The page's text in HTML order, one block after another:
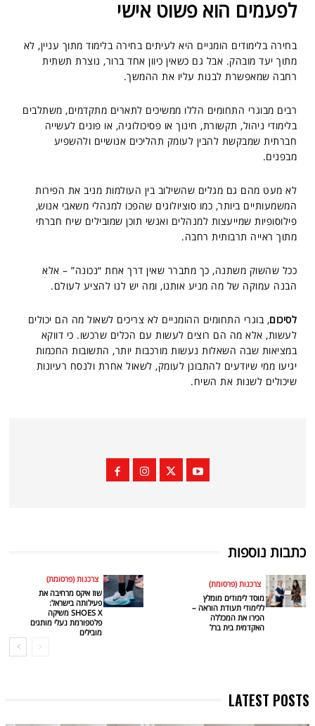
לפעמים הוא פשוט אישי
בחירה בלימודים הומניים היא לעיתים בחירה בלימוד מתוך עניין, לא
מתוך יעד מובהק. אבל גם כשאין כיוון אחד ברור, נוצרת תשתית
רחבה שמאפשרת לבנות עליו את ההמשך.
רבים מבוגרי התחומים הללו ממשיכים לתארים מתקדמים, משתלבים
בלימודי ניהול, תקשורת, חינוך או פסיכולוגיה, או פונים לעשייה
חברתית שמבקשת להבין לעומק תהליכים אנושיים ולהשפיע
מבפנים.
לא מעט מהם גם מגלים שהשילוב בין העולמות מניב את הפירות
המשמעותיים ביותר, כמו סוציולוגים שהפכו למנהלי משאבי אנוש,
פילוסופיות שמייעצות למנהלים ואנשי תוכן שמובילים שיח חברתי
מתוך ראייה תרבותית רחבה.
ככל שהשוק משתנה, כך מתברר שאין דרך אחת “נכונה” – אלא
הבנה עמוקה של מה מניע אותנו, ומה יש לנו להציע לעולם.
לסיכום, בוגרי התחומים ההומניים לא צריכים לשאול מה הם יכולים
לעשות, אלא מה הם רוצים לעשות עם הכלים שרכשו. כי דווקא
במציאות שבה השאלות נעשות מורכבות יותר, התשובות החכמות
יגיעו ממי שיודעים להתבונן לעומק, לשאול אחרת ולנסח רעיונות
שיכולים לשנות את השיח.
כתבות נוספות
צרכנות (פרסומת)
מוסד לימודים מומלץ
ללימודי תעודת הוראה –
הכירו את המכללה
האקדמית בית ברל
צרכנות (פרסומת)
שוז איקס מרחיבה את
פעילותה בישראל:
SHOES X משיקה
פלטפורמת נעלי מותגים
מובילים
LATEST POSTS